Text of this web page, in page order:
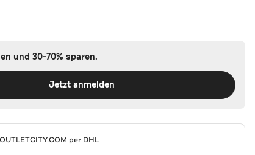
und 30-70% sparen.
Jetzt anmelden
OUTLETCITY.COM per DHL